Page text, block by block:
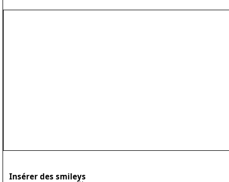
Insérer des smileys